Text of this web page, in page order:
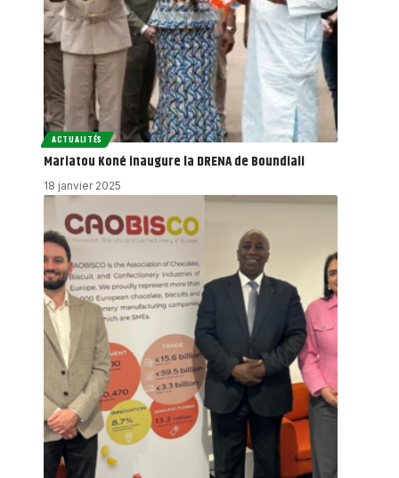
ACTUALITÉS
Mariatou Koné inaugure la DRENA de Boundiali
18 janvier 2025